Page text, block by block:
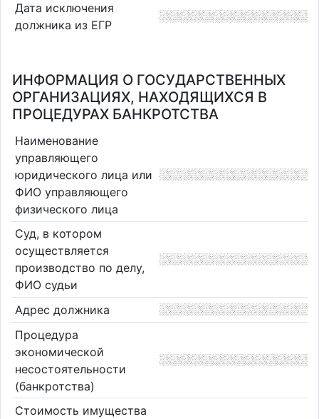
Дата исключения
должника из ЕГР
ИНФОРМАЦИЯ О ГОСУДАРСТВЕННЫХ
ОРГАНИЗАЦИЯХ, НАХОДЯЩИХСЯ В
ПРОЦЕДУРАХ БАНКРОТСТВА
Наименование
управляющего
юридического лица или
ФИО управляющего
физического лица
Суд, в котором
осуществляется
производство по делу,
ФИО судьи
Адрес должника
Процедура
экономической
несостоятельности
(банкротства)
Стоимость имущества